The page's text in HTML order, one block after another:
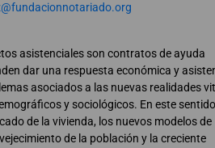
asistenciales son contratos de ayuda
dar una respuesta económica y
asociados a las nuevas realidades
y sociológicos. En este
de la vivienda, los nuevos modelos de
de la población y la creciente